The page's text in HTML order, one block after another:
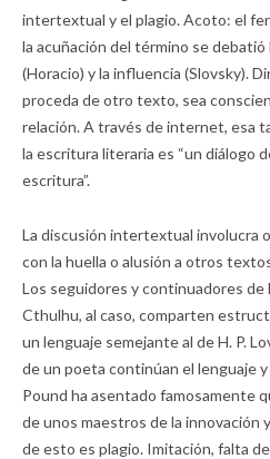
intertextual y el plagio. Acoto: el
la acuñación del término se
(Horacio) y la influencia (Slovsky).
proceda de otro texto, sea
relación. A través de internet, esa
la escritura literaria es “un diálogo
escritura”.
La discusión intertextual involucra
con la huella o alusión a otros
Los seguidores y continuadores de
Cthulhu, al caso, comparten
un lenguaje semejante al de H. P.
de un poeta continúan el lenguaje
Pound ha asentado famosamente
de unos maestros de la innovación
de esto es plagio. Imitación, falta